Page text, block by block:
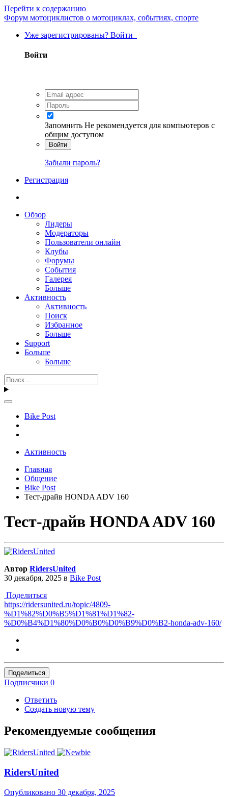
Перейти к содержанию
Форум мотоциклистов о мотоциклах, событиях, спорте
Уже зарегистрированы? Войти
Войти
Запомнить Не рекомендуется для компьютеров с
общим доступом
Войти
Забыли пароль?
Регистрация
Обзор
Лидеры
Модераторы
Пользователи онлайн
Клубы
Форумы
События
Галерея
Больше
Активность
Активность
Поиск
Избранное
Больше
Support
Больше
Больше
Bike Post
Активность
Главная
Общение
Bike Post
Тест-драйв HONDA ADV 160
Тест-драйв HONDA ADV 160
Автор RidersUnited
30 декабря, 2025 в Bike Post
Поделиться
https://ridersunited.ru/topic/4809-
%D1%82%D0%B5%D1%81%D1%82-
%D0%B4%D1%80%D0%B0%D0%B9%D0%B2-honda-adv-160/
Поделиться
Подписчики 0
Ответить
Создать новую тему
Рекомендуемые сообщения
RidersUnited
Опубликовано 30 декабря, 2025